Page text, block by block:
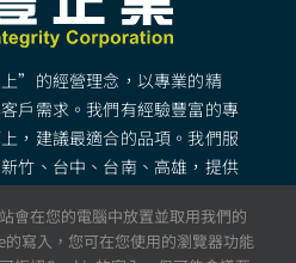
”的經營理念，以專業的精
戶需求。我們有經驗豐富的專
，建議最適合的品項。我們服
竹、台中、台南、高雄，提供
會在您的電腦中放置並取用我們的
寫入，您可在您使用的瀏覽器功能